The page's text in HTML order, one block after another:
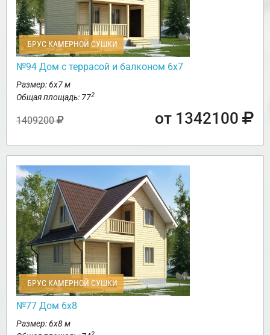
БРУС КАМЕРНОЙ СУШКИ
№94 Дом с террасой и балконом 6х7
Размер: 6х7 м
Общая площадь: 772
1409200 от 1342100
БРУС КАМЕРНОЙ СУШКИ
№77 Дом 6х8
Размер: 6х8 м